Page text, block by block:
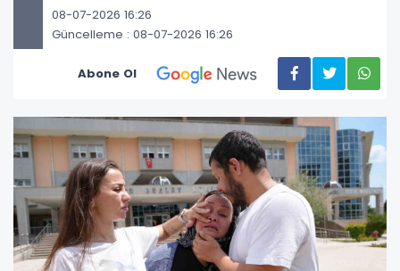
08-07-2026 16:26
Güncelleme : 08-07-2026 16:26
Abone Ol